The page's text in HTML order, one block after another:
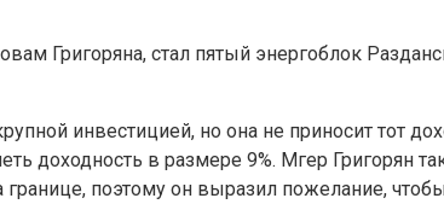
Григоряна, стал пятый энергоблок
инвестицией, но она не приносит тот
доходность в размере 9%. Мгер Григорян
поэтому он выразил пожелание,